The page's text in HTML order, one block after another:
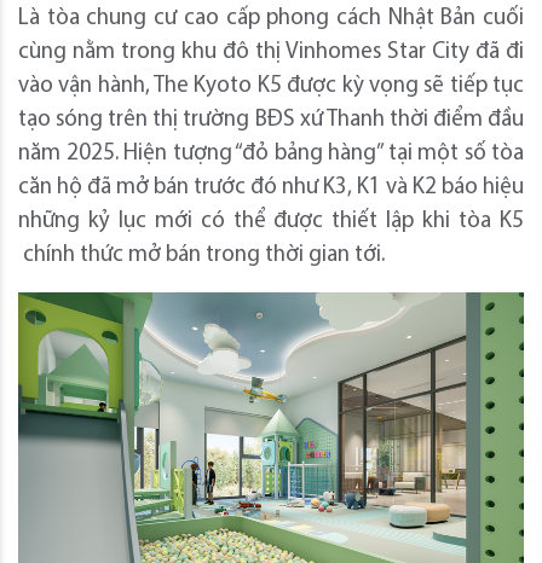
Là tòa chung cư cao cấp phong cách Nhật Bản cuối
cùng nằm trong khu đô thị Vinhomes Star City đã đi
vào vận hành, The Kyoto K5 được kỳ vọng sẽ tiếp tục
tạo sóng trên thị trường BĐS xứ Thanh thời điểm đầu
năm 2025. Hiện tượng “đỏ bảng hàng” tại một số tòa
căn hộ đã mở bán trước đó như K3, K1 và K2 báo hiệu
những kỷ lục mới có thể được thiết lập khi tòa K5
chính thức mở bán trong thời gian tới.